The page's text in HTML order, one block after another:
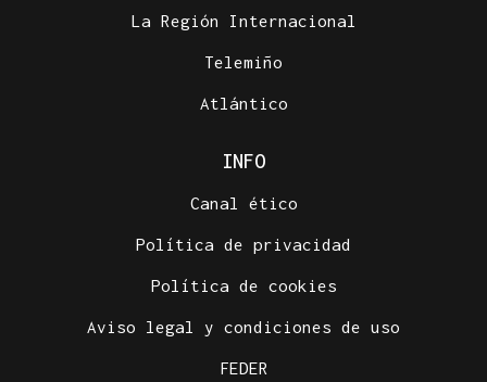
La Región Internacional
Telemiño
Atlántico
INFO
Canal ético
Política de privacidad
Política de cookies
Aviso legal y condiciones de uso
FEDER